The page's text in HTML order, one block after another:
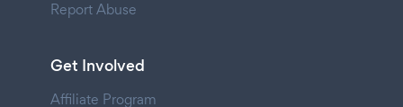
Report Abuse
Get Involved
Affiliate Program